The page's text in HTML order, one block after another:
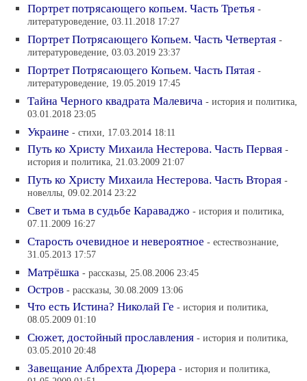
Портрет потрясающего копьем. Часть Третья -
литературоведение, 03.11.2018 17:27
Портрет Потрясающего Копьем. Часть Четвертая -
литературоведение, 03.03.2019 23:37
Портрет Потрясающего Копьем. Часть Пятая -
литературоведение, 19.05.2019 17:45
Тайна Черного квадрата Малевича - история и политика,
03.01.2018 23:05
Украине - стихи, 17.03.2014 18:11
Путь ко Христу Михаила Нестерова. Часть Первая -
история и политика, 21.03.2009 21:07
Путь ко Христу Михаила Нестерова. Часть Вторая -
новеллы, 09.02.2014 23:22
Свет и тьма в судьбе Караваджо - история и политика,
07.11.2009 16:27
Старость очевидное и невероятное - естествознание,
31.05.2013 17:57
Матрёшка - рассказы, 25.08.2006 23:45
Остров - рассказы, 30.08.2009 13:06
Что есть Истина? Николай Ге - история и политика,
08.05.2009 01:10
Сюжет, достойный прославления - история и политика,
03.05.2010 20:48
Завещание Албрехта Дюрера - история и политика,